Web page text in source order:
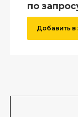
по
Добавить в